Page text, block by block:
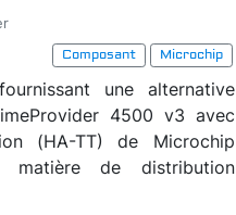
Composant
Microchip
une alternative
4500 v3 avec
(HA-TT) de Microchip
de distribution